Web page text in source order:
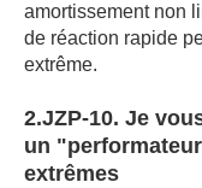
amortissement non
de réaction rapide
extrême.
2.JZP-10. Je
un
extrêmes